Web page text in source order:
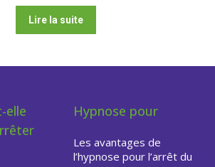
Lire la suite
elle
Hypnose pour
Les avantages de
l’hypnose pour l’arrêt du